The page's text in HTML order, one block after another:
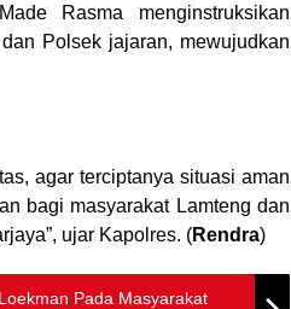
Rasma menginstruksikan
Polsek jajaran, mewujudkan
agar terciptanya situasi aman
bagi masyarakat Lamteng dan
ujar Kapolres. (Rendra)
Pada Masyarakat